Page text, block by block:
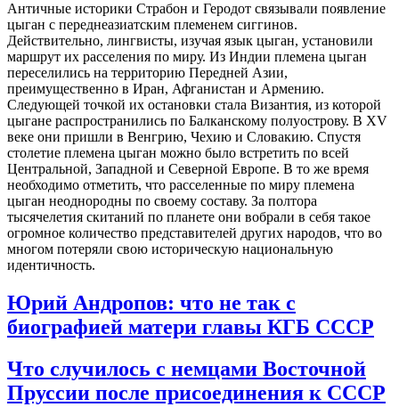
Античные историки Страбон и Геродот связывали появление
цыган с переднеазиатским племенем сиггинов.
Действительно, лингвисты, изучая язык цыган, установили
маршрут их расселения по миру. Из Индии племена цыган
переселились на территорию Передней Азии,
преимущественно в Иран, Афганистан и Армению.
Следующей точкой их остановки стала Византия, из которой
цыгане распространились по Балканскому полуострову. В XV
веке они пришли в Венгрию, Чехию и Словакию. Спустя
столетие племена цыган можно было встретить по всей
Центральной, Западной и Северной Европе. В то же время
необходимо отметить, что расселенные по миру племена
цыган неоднородны по своему составу. За полтора
тысячелетия скитаний по планете они вобрали в себя такое
огромное количество представителей других народов, что во
многом потеряли свою историческую национальную
идентичность.
Юрий Андропов: что не так с
биографией матери главы КГБ СССР
Что случилось с немцами Восточной
Пруссии после присоединения к СССР